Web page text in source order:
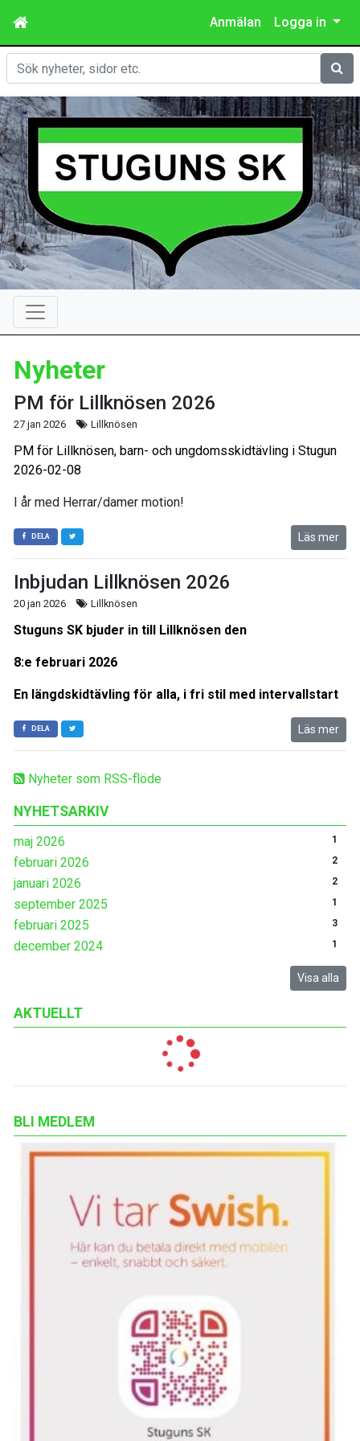
Anmälan Logga in
Sök
Nyheter som RSS-flöde
NYHETSARKIV
maj 2026 1
februari 2026 2
januari 2026 2
september 2025 1
februari 2025 3
december 2024 1
Visa alla
AKTUELLT
Nyheter
PM för Lillknösen 2026
27 jan 2026 Lillknösen
PM för Lillknösen, barn- och ungdomsskidtävling i Stugun
2026-02-08
I år med Herrar/damer motion!
DELA Läs mer
Inbjudan Lillknösen 2026
20 jan 2026 Lillknösen
Stuguns SK bjuder in till Lillknösen den
8:e februari 2026
En längdskidtävling för alla, i fri stil med intervallstart
DELA Läs mer
BLI MEDLEM